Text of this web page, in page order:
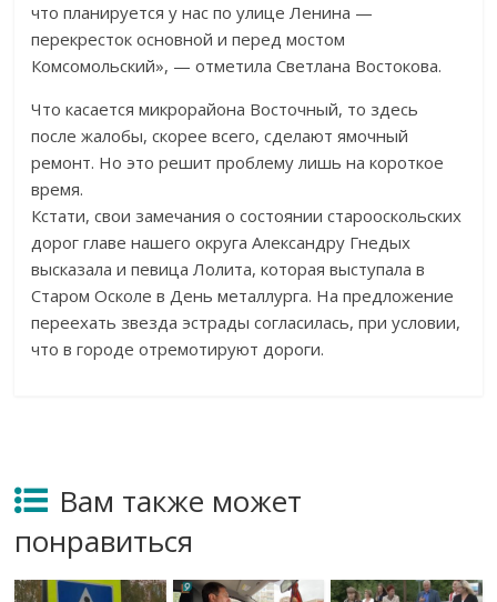
что планируется у нас по улице Ленина —
перекресток основной и перед мостом
Комсомольский», — отметила Светлана Востокова.
Что касается микрорайона Восточный, то здесь
после жалобы, скорее всего, сделают ямочный
ремонт. Но это решит проблему лишь на короткое
время.
Кстати, свои замечания о состоянии старооскольских
дорог главе нашего округа Александру Гнедых
высказала и певица Лолита, которая выступала в
Старом Осколе в День металлурга. На предложение
переехать звезда эстрады согласилась, при условии,
что в городе отремотируют дороги.
Вам также может
понравиться